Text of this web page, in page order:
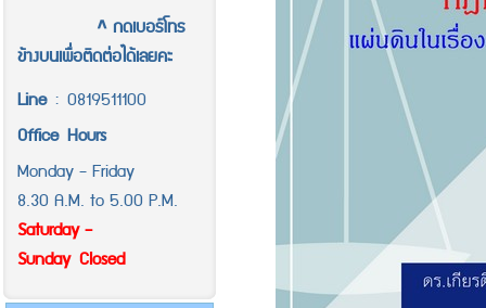
^ กดเบอร์โทร
ข้างบนเพื่อติดต่อได้เลยคะ
Line: 0819511100
Office Hours
Monday - Friday
8.30 A.M. to 5.00 P.M.
Saturday -
Sunday Closed